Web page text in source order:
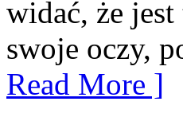
widać, że
swoje oczy,
Read More ]